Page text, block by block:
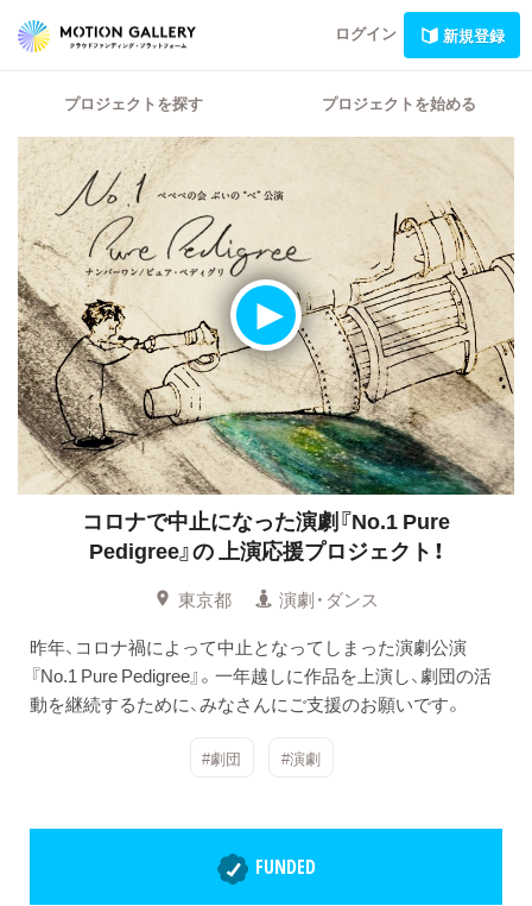
ログイン 新規登録
プロジェクトを探す プロジェクトを始める
コロナで中止になった演劇『No.1 Pure
Pedigree』の上演応援プロジェクト！
東京都
演劇・ダンス
昨年、コロナ禍によって中止となってしまった演劇公演
『No.1 Pure Pedigree』。一年越しに作品を上演し、劇団の活
動を継続するために、みなさんにご支援のお願いです。
#劇団 #演劇
FUNDED